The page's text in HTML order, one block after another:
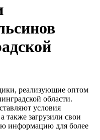
реализующие оптом
области.
условия
также загрузили свои
информацию для более